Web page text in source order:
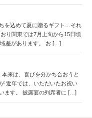
を込めて夏に贈るギフト…それ
り関東では7月上旬から15日頃
差があります。 お […]
来は、喜びを分かち合おうと
近年では、いただいたお祝い
ます。 披露宴の列席者に […]